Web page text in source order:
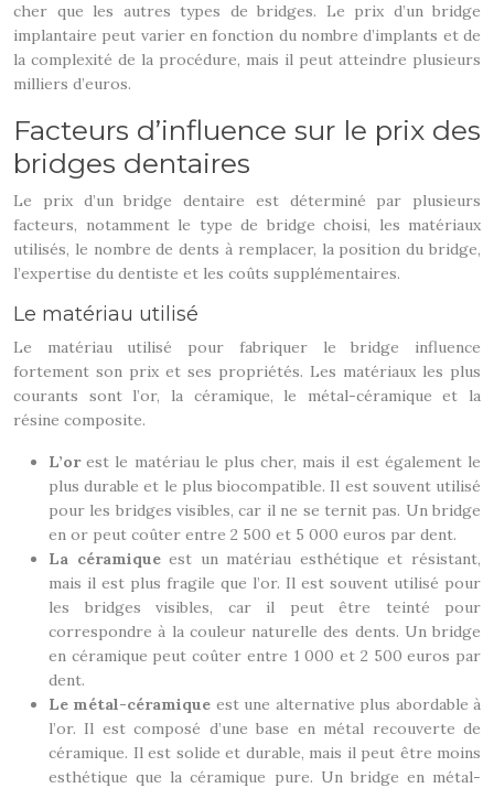
cher que les autres types de bridges. Le prix d’un bridge
implantaire peut varier en fonction du nombre d’implants et de
la complexité de la procédure, mais il peut atteindre plusieurs
milliers d’euros.
Facteurs d’influence sur le prix des
bridges dentaires
Le prix d’un bridge dentaire est déterminé par plusieurs
facteurs, notamment le type de bridge choisi, les matériaux
utilisés, le nombre de dents à remplacer, la position du bridge,
l’expertise du dentiste et les coûts supplémentaires.
Le matériau utilisé
Le matériau utilisé pour fabriquer le bridge influence
fortement son prix et ses propriétés. Les matériaux les plus
courants sont l’or, la céramique, le métal-céramique et la
résine composite.
L’orest le matériau le plus cher, mais il est également le
plus durable et le plus biocompatible. Il est souvent utilisé
pour les bridges visibles, car il ne se ternit pas. Un bridge
en or peut coûter entre 2 500 et 5 000 euros par dent.
La céramiqueest un matériau esthétique et résistant,
mais il est plus fragile que l’or. Il est souvent utilisé pour
les bridges visibles, car il peut être teinté pour
correspondre à la couleur naturelle des dents. Un bridge
en céramique peut coûter entre 1 000 et 2 500 euros par
dent.
Le métal-céramique est une alternative plus abordable à
l’or. Il est composé d’une base en métal recouverte de
céramique. Il est solide et durable, mais il peut être moins
esthétique que la céramique pure. Un bridge en métal-